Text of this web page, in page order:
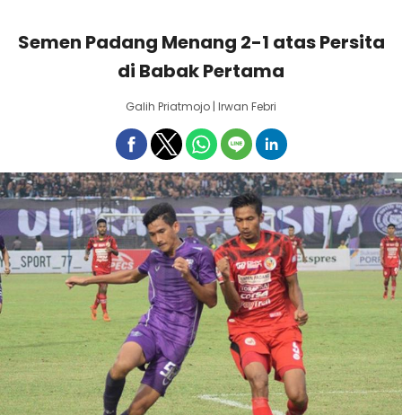
Semen Padang Menang 2-1 atas Persita
di Babak Pertama
Galih Priatmojo | Irwan Febri